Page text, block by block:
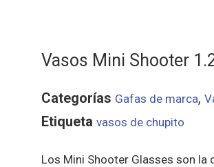
Vasos Mini Shooter
Categorías Gafas de marca,
Etiqueta vasos de chupito
Los Mini Shooter Glasses son la